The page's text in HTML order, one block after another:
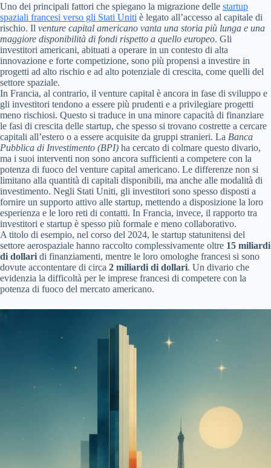
Uno dei principali fattori che spiegano la migrazione delle startup
spaziali francesi verso gli Stati Uniti è legato all’accesso al capitale di
rischio. Il venture capital americano vanta una storia più lunga e una
maggiore disponibilità di fondi rispetto a quello europeo. Gli
investitori americani, abituati a operare in un contesto di alta
innovazione e forte competizione, sono più propensi a investire in
progetti ad alto rischio e ad alto potenziale di crescita, come quelli del
settore spaziale.
In Francia, al contrario, il venture capital è ancora in fase di sviluppo e
gli investitori tendono a essere più prudenti e a privilegiare progetti
meno rischiosi. Questo si traduce in una minore capacità di finanziare
le fasi di crescita delle startup, che spesso si trovano costrette a cercare
capitali all’estero o a essere acquisite da gruppi stranieri. La Banca
Pubblica di Investimento (BPI) ha cercato di colmare questo divario,
ma i suoi interventi non sono ancora sufficienti a competere con la
potenza di fuoco del venture capital americano. Le differenze non si
limitano alla quantità di capitali disponibili, ma anche alle modalità di
investimento. Negli Stati Uniti, gli investitori sono spesso disposti a
fornire un supporto attivo alle startup, mettendo a disposizione la loro
esperienza e le loro reti di contatti. In Francia, invece, il rapporto tra
investitori e startup è spesso più formale e meno collaborativo.
A titolo di esempio, nel corso del 2024, le startup statunitensi del
settore aerospaziale hanno raccolto complessivamente oltre 15 miliardi
di dollari di finanziamenti, mentre le loro omologhe francesi si sono
dovute accontentare di circa 2 miliardi di dollari. Un divario che
evidenzia la difficoltà per le imprese francesi di competere con la
potenza di fuoco del mercato americano.